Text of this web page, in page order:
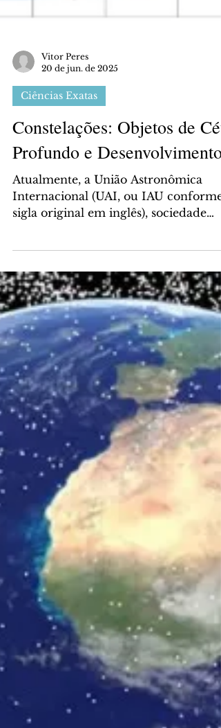
Vitor Peres
20 de jun. de 2025
Ciências Exatas
Constelações: Objetos de Céu
Profundo e Desenvolvimento
Atualmente, a União Astronômica